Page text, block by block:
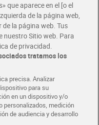
tu tienda más cercana
DIA
DIA CORPORATE
que aparece en el [o el
de la página web,
la página web. Tus
nuestro Sitio web. Para
de privacidad.
tratamos los
precisa. Analizar
para su
en un dispositivo y/o
personalizados, medición
de audiencia y desarrollo